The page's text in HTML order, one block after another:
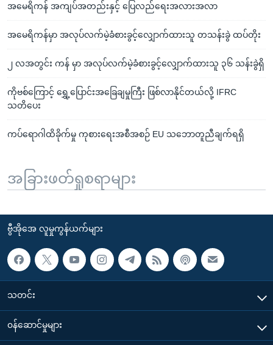
အမေရိကန် အကျပ်အတည်းနှင့် ပြေလည်ရေးအလားအလာ
အမေရိကန်မှာ အလုပ်လက်မဲ့ခံစားခွင့်လျှောက်ထားသူ တသန်းခွဲ ထပ်တိုး
၂ လအတွင်း ကန် မှာ အလုပ်လက်မဲ့ခံစားခွင့်လျှောက်ထားသူ ၃၆ သန်းခွဲရှိ
ကိုဗစ်ကြောင့် ရွှေ့ပြောင်းအခြေချမှုကြီး ဖြစ်လာနိုင်တယ်လို့ IFRC
သတိပေး
ကပ်ရောဂါထိခိုက်မှု ကုစားရေးအစီအစဉ် EU သဘောတူညီချက်ရရှိ
အခြားဖတ်ရှုစရာများ
ဗွီအိုအေ လူမှုကွန်ယက်များ
သတင်း
၀န်ဆောင်မှုများ